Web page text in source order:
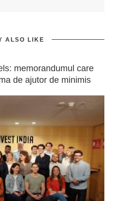
ALSO LIKE
memorandumul care
de ajutor de minimis